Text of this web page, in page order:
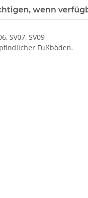
wenn
SV07, SV09
Fußböden.